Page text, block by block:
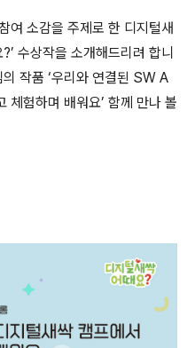
여 소감을 주제로 한 디지털새
수상작을 소개해드리려 합니
작품 ‘우리와 연결된 SW A
체험하며 배워요’ 함께 만나 볼